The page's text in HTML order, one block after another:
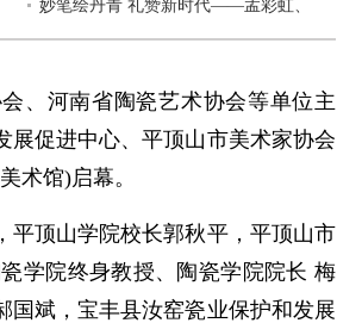
设计学院2026届毕业作品精品
妙笔绘丹青 礼赞新时代——孟彩虹、
吴晶中国画大写意山水作品展
、河南省陶瓷艺术协会等单位主
展促进中心、平顶山市美术家协会
术馆)启幕。
顶山学院校长郭秋平，平顶山市
学院终身教授、陶瓷学院院长 梅
国斌，宝丰县汝窑瓷业保护和发展